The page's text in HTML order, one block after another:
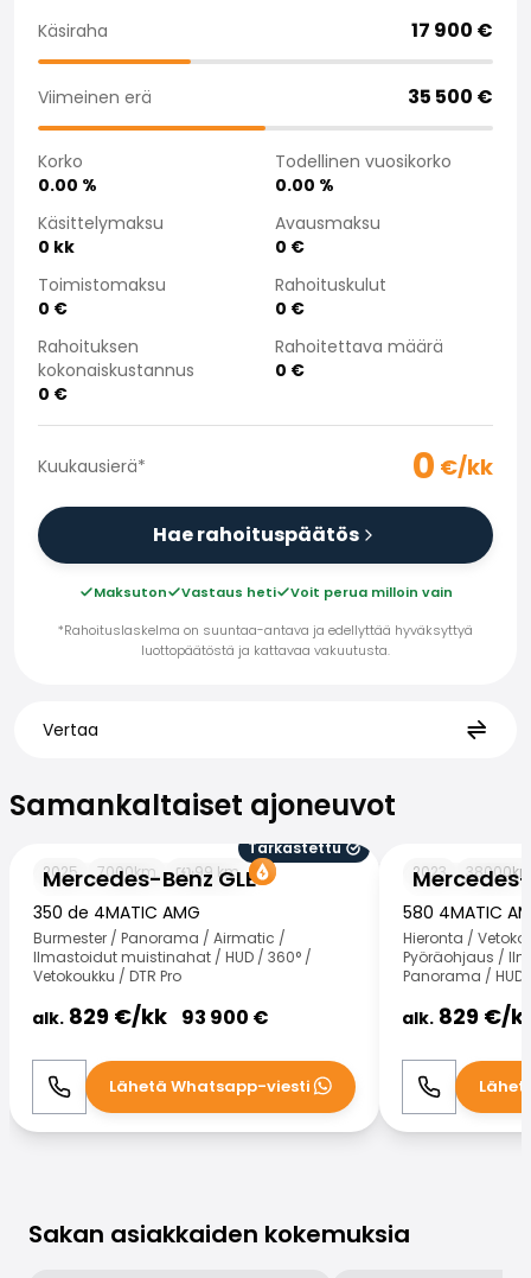
Saka Select
Yritys
Saka Finland Oy
Hallinto
Ostotiimi
Yhteydenotto
Rekrytointi
Laskutustiedot
Medialle
Kokemuksia Sakasta
Reklamaatiot
Käsiraha 17 900 €
Viimeinen erä 35 500 €
Korko
0.00 %
Todellinen vuosikorko
0.00 %
Käsittelymaksu
0 kk
Avausmaksu
0 €
Toimistomaksu
0 €
Rahoituskulut
0 €
Rahoituksen
kokonaiskustannus
0 €
Rahoitettava määrä
0 €
Kuukausierä* 0 €/kk
Hae rahoituspäätös
Maksuton Vastaus heti
Voit perua milloin vain
*Rahoituslaskelma on suuntaa-antava ja edellyttää hyväksyttyä
luottopäätöstä ja kattavaa vakuutusta.
Vertaa
Samankaltaiset ajoneuvot
Mercedes-Benz GLE
Tarkastettu
2025
7000km 99 km
350 de 4MATIC AMG
Burmester / Panorama / Airmatic /
Ilmastoidut muistinahat / HUD / 360° /
Vetokoukku / DTR Pro
alk. 829 €/kk 93 900 €
Soita WhatsApp
Lähetä Whatsapp-viesti
Mercedes-
2023 38000
580 4MATIC
Hieronta /
Pyöräohjaus /
Panorama / HUD
alk. 829 €/
Soita
Sakan asiakkaiden kokemuksia